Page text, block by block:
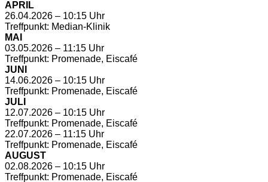
APRIL
26.04.2026 – 10:15 Uhr
Treffpunkt: Median-Klinik
MAI
03.05.2026 – 11:15 Uhr
Treffpunkt: Promenade, Eiscafé
JUNI
14.06.2026 – 10:15 Uhr
Treffpunkt: Promenade, Eiscafé
JULI
12.07.2026 – 10:15 Uhr
Treffpunkt: Promenade, Eiscafé
22.07.2026 – 11:15 Uhr
Treffpunkt: Promenade, Eiscafé
AUGUST
02.08.2026 – 10:15 Uhr
Treffpunkt: Promenade, Eiscafé